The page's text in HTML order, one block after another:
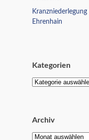
Ehrenhain
Kategorien
Archiv